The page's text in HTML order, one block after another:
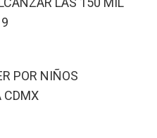
POR NIÑOS
CDMX